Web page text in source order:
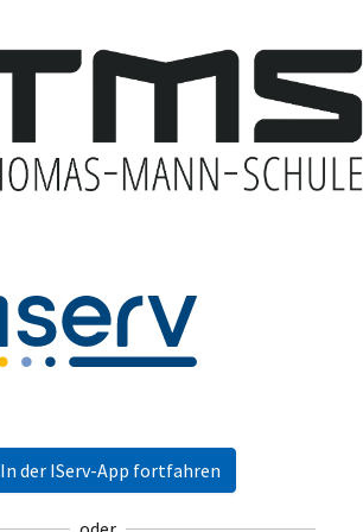
In der IServ-App fortfahren